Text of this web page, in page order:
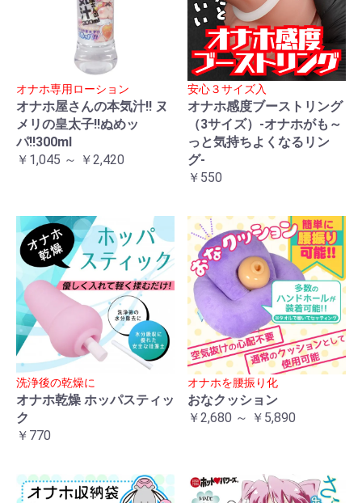
オナホ専用ローション
オナホ屋さんの本気汁!! ヌ
メリの皇太子!!ぬめッ
パ!!300ml
￥1,045 ～ ￥2,420
安心３サイズ入
オナホ感度ブーストリング
（3サイズ）-オナホがも～
っと気持ちよくなるリン
グ-
￥550
洗浄後の乾燥に
オナホ乾燥 ホッパスティッ
ク
￥770
オナホを腰振り化
おなクッション
￥2,680 ～ ￥5,890